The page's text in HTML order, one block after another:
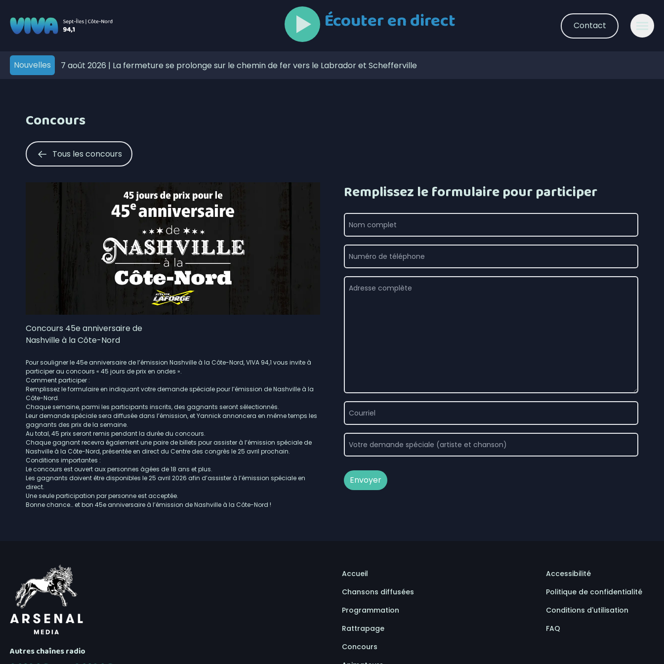
Écouter en direct Contact
Nouvelles 7 août 2026 | La fermeture se prolonge sur le chemin de fer vers le Labrador et Schefferville
6 août 2026
6 août 2026|Bilan de la SOPFEU en juillet | La foudre en cause pour de nombreux feux de forêt
dans le nord
6 août 2026|Saisie à Sept-Îles de stupéfiants destinés à la Minganie
6 août 2026
Report du scrutin d’au moins une semaine à Nutashkuan | Anomalies dans le
processus électoral
Port-Cartier renforce la sécurité routière avec de nouvelles mesures de
5 août 2026
Les fortes pluies ont causé la fermeture préventive du chemin de fer QNS&L au nord
5 août 2026|Des anomalies dans le processus électoral dans la communauté de Nutashkuan
Concours
Tous les concours
Concours 45e anniversaire de
Nashville à la Côte-Nord
Pour souligner le 45e anniversaire de l’émission Nashville à la Côte-Nord, VIVA 94,1 vous invite à
participer au concours « 45 jours de prix en ondes ».
Comment participer :
Remplissez le formulaire en indiquant votre demande spéciale pour l’émission de Nashville à la
Côte-Nord.
Chaque semaine, parmi les participants inscrits, des gagnants seront sélectionnés.
Leur demande spéciale sera diffusée dans l’émission, et Yannick annoncera en même temps les
gagnants des prix de la semaine.
Au total, 45 prix seront remis pendant la durée du concours.
Chaque gagnant recevra également une paire de billets pour assister à l’émission spéciale de
Nashville à la Côte-Nord, présentée en direct du Centre des congrès le 25 avril prochain.
Conditions importantes :
Le concours est ouvert aux personnes âgées de 18 ans et plus.
Les gagnants doivent être disponibles le 25 avril 2026 afin d’assister à l’émission spéciale en
direct.
Une seule participation par personne est acceptée.
Bonne chance… et bon 45e anniversaire à l’émission de Nashville à la Côte-Nord !
Remplissez le formulaire pour participer
Envoyer
Autres chaînes radio
Accueil
Chansons diffusées
Programmation
Rattrapage
Concours
Accessibilité
Politique de confidentialité
Conditions d'utilisation
FAQ